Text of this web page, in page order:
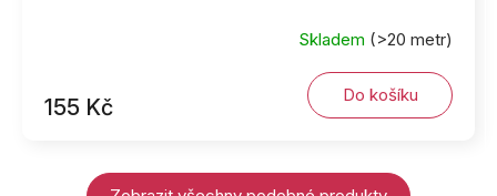
Skladem (>20 metr)
155 Kč Do košíku